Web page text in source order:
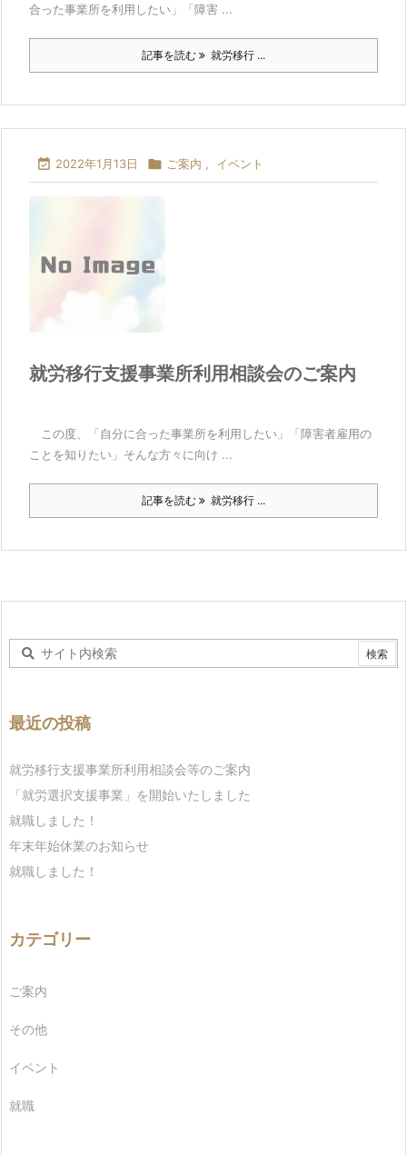
合った事業所を利用したい」「障害 ...
記事を読む 就労移行 ...
 2022年1月13日  ご案内 , イベント
就労移行支援事業所利用相談会のご案内
この度、「自分に合った事業所を利用したい」「障害者雇用の
ことを知りたい」そんな方々に向け ...
記事を読む 就労移行 ...
最近の投稿
就労移行支援事業所利用相談会等のご案内
「就労選択支援事業」を開始いたしました
就職しました！
年末年始休業のお知らせ
就職しました！
カテゴリー
ご案内
その他
イベント
就職